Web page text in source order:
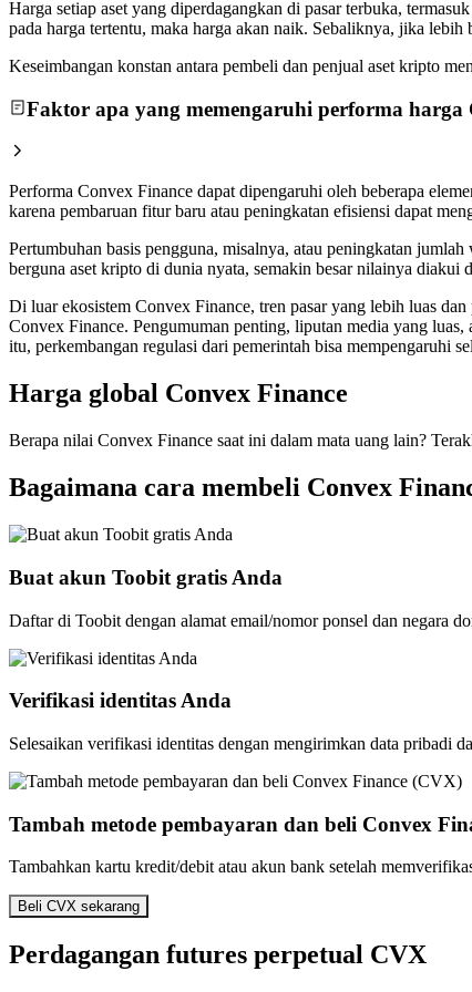
Harga setiap aset yang diperdagangkan di pasar terbuka,
pada harga tertentu, maka harga akan naik. Sebaliknya, jika
Keseimbangan konstan antara pembeli dan penjual aset kripto
Faktor apa yang memengaruhi performa harga
Performa Convex Finance dapat dipengaruhi oleh beberapa
karena pembaruan fitur baru atau peningkatan efisiensi dapat
Pertumbuhan basis pengguna, misalnya, atau peningkatan
berguna aset kripto di dunia nyata, semakin besar nilainya diakui
Di luar ekosistem Convex Finance, tren pasar yang lebih luas
Convex Finance. Pengumuman penting, liputan media yang
itu, perkembangan regulasi dari pemerintah bisa mempengaruhi
Harga global Convex Finance
Berapa nilai Convex Finance saat ini dalam mata uang lain?
Bagaimana cara membeli Convex
Buat akun Toobit gratis Anda
Daftar di Toobit dengan alamat email/nomor ponsel dan negara
Verifikasi identitas Anda
Selesaikan verifikasi identitas dengan mengirimkan data pribadi
Tambah metode pembayaran dan beli Convex
Tambahkan kartu kredit/debit atau akun bank setelah
Beli CVX sekarang
Perdagangan futures perpetual CVX